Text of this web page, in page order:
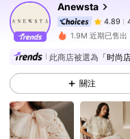
Anewsta 4.89
f***e
4.89
1.9M 近期已售出
此商店被選為 「时尚
關注